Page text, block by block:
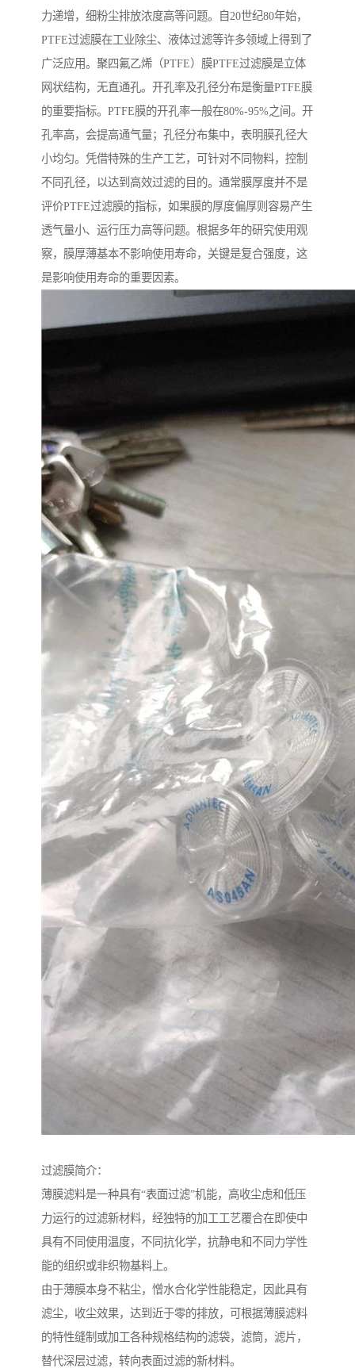
力递增，细粉尘排放浓度高等问题。自20世纪80年始，
PTFE过滤膜在工业除尘、液体过滤等许多领域上得到了
广泛应用。聚四氟乙烯（PTFE）膜PTFE过滤膜是立体
网状结构，无直通孔。开孔率及孔径分布是衡量PTFE膜
的重要指标。PTFE膜的开孔率一般在80%-95%之间。开
孔率高，会提高通气量；孔径分布集中，表明膜孔径大
小均匀。凭借特殊的生产工艺，可针对不同物料，控制
不同孔径，以达到高效过滤的目的。通常膜厚度并不是
评价PTFE过滤膜的指标，如果膜的厚度偏厚则容易产生
透气量小、运行压力高等问题。根据多年的研究使用观
察，膜厚薄基本不影响使用寿命，关键是复合强度，这
是影响使用寿命的重要因素。
过滤膜简介：
薄膜滤料是一种具有“表面过滤”机能，高收尘虑和低压
力运行的过滤新材料，经独特的加工工艺覆合在即使中
具有不同使用温度，不同抗化学，抗静电和不同力学性
能的组织或非织物基料上。
由于薄膜本身不粘尘，憎水合化学性能稳定，因此具有
滤尘，收尘效果，达到近于零的排放，可根据薄膜滤料
的特性缝制或加工各种规格结构的滤袋，滤筒，滤片，
替代深层过滤，转向表面过滤的新材料。